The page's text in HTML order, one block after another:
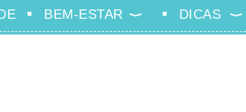
BEM-ESTAR DICAS